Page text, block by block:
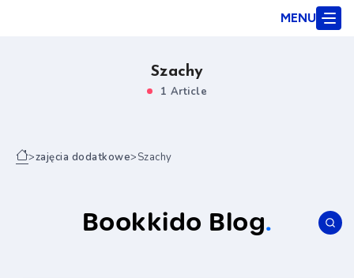
MENU
Szachy
1 Article
>zajęcia dodatkowe>Szachy
Bookkido Blog.